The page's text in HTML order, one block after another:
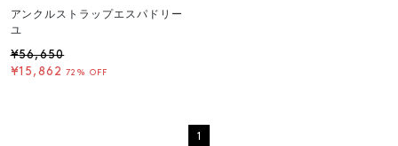
アンクルストラップエスパドリー
ユ
¥56,650
¥15,862 72% OFF
1